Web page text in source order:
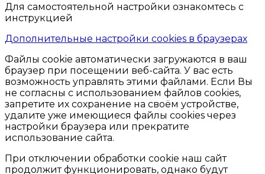
Для самостоятельной настройки ознакомтесь с
инструкцией
Дополнительные настройки cookies в браузерах
Файлы cookie автоматически загружаются в ваш
браузер при посещении веб-сайта. У вас есть
возможность управлять этими файлами. Если Вы
не согласны с использованием файлов cookies,
запретите их сохранение на своём устройстве,
удалите уже имеющиеся файлы cookies через
настройки браузера или прекратите
использование сайта.
При отключении обработки cookie наш сайт
продолжит функционировать, однако будут